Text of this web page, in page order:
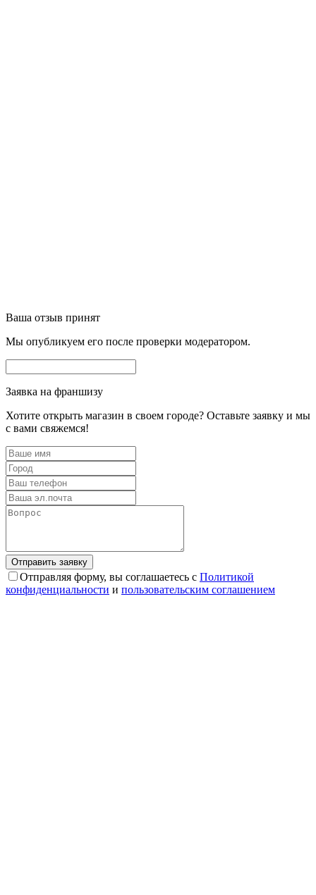
Ваша отзыв принят
Мы опубликуем его после проверки модератором.
Заявка на франшизу
Хотите открыть магазин в своем городе? Оставьте заявку и мы
с вами свяжемся!
Отправляя форму, вы соглашаетесь с Политикой
конфиденциальности и пользовательским соглашением